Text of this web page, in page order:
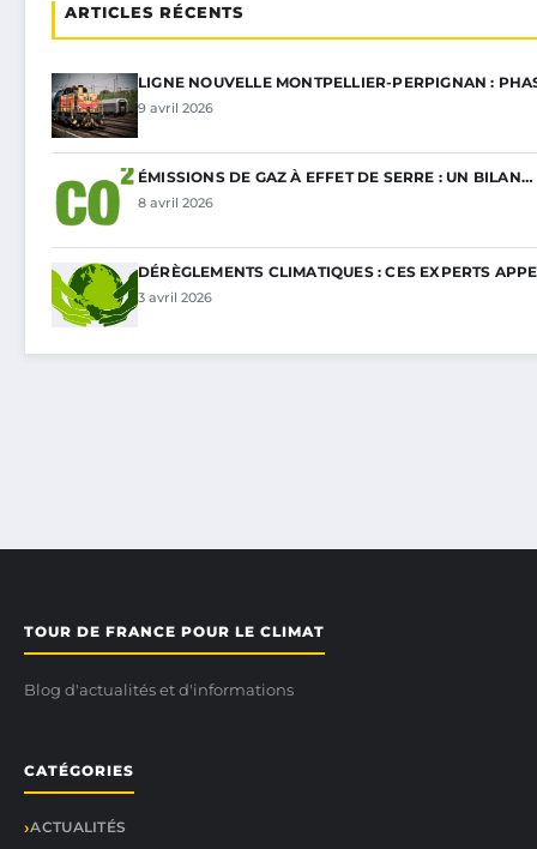
ARTICLES RÉCENTS
LIGNE NOUVELLE MONTPELLIER-PERPIGNAN :
9 avril 2026
ÉMISSIONS DE GAZ À EFFET DE SERRE : UN BILAN…
8 avril 2026
DÉRÈGLEMENTS CLIMATIQUES : CES EXPERTS
3 avril 2026
TOUR DE FRANCE POUR LE CLIMAT
Blog d'actualités et d'informations
CATÉGORIES
ACTUALITÉS